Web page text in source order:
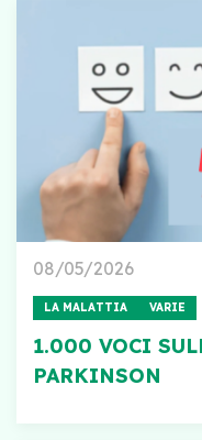
08/05/2026
LA MALATTIA VARIE
1.000 VOCI
PARKINSON